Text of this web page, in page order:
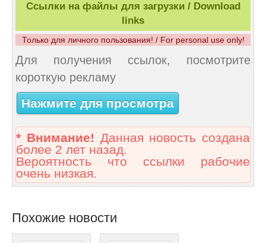
Ссылки на файлы для загрузки / Download
links
Только для личного пользования! / For personal use only!
Для получения ссылок, посмотрите
короткую рекламу
Нажмите для просмотра
* Внимание! Данная новость создана
более 2 лет назад.
Вероятность что ссылки рабочие
очень низкая.
Похожие новости